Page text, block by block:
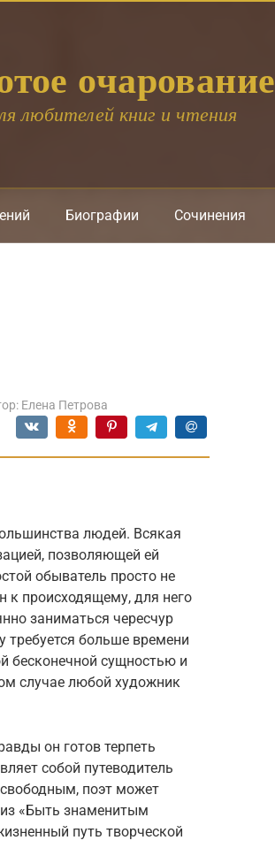
очарование
любителей книг и чтения
Биографии Сочинения
Елена Петрова
людей. Всякая
позволяющей ей
обыватель просто не
к происходящему, для него
заниматься чересчур
больше времени
бесконечной сущностью и
случае любой художник
он готов терпеть
собой путеводитель
свободным, поэт может
«Быть знаменитым
путь творческой